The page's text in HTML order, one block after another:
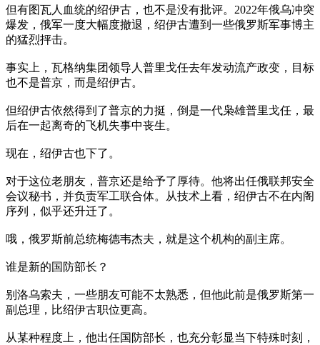
但有图瓦人血统的绍伊古，也不是没有批评。2022年俄乌冲突
爆发，俄军一度大幅度撤退，绍伊古遭到一些俄罗斯军事博主
的猛烈抨击。
事实上，瓦格纳集团领导人普里戈任去年发动流产政变，目标
也不是普京，而是绍伊古。
但绍伊古依然得到了普京的力挺，倒是一代枭雄普里戈任，最
后在一起离奇的飞机失事中丧生。
现在，绍伊古也下了。
对于这位老朋友，普京还是给予了厚待。他将出任俄联邦安全
会议秘书，并负责军工联合体。从技术上看，绍伊古不在内阁
序列，似乎还升迁了。
哦，俄罗斯前总统梅德韦杰夫，就是这个机构的副主席。
谁是新的国防部长？
别洛乌索夫，一些朋友可能不太熟悉，但他此前是俄罗斯第一
副总理，比绍伊古职位更高。
从某种程度上，他出任国防部长，也充分彰显当下特殊时刻，